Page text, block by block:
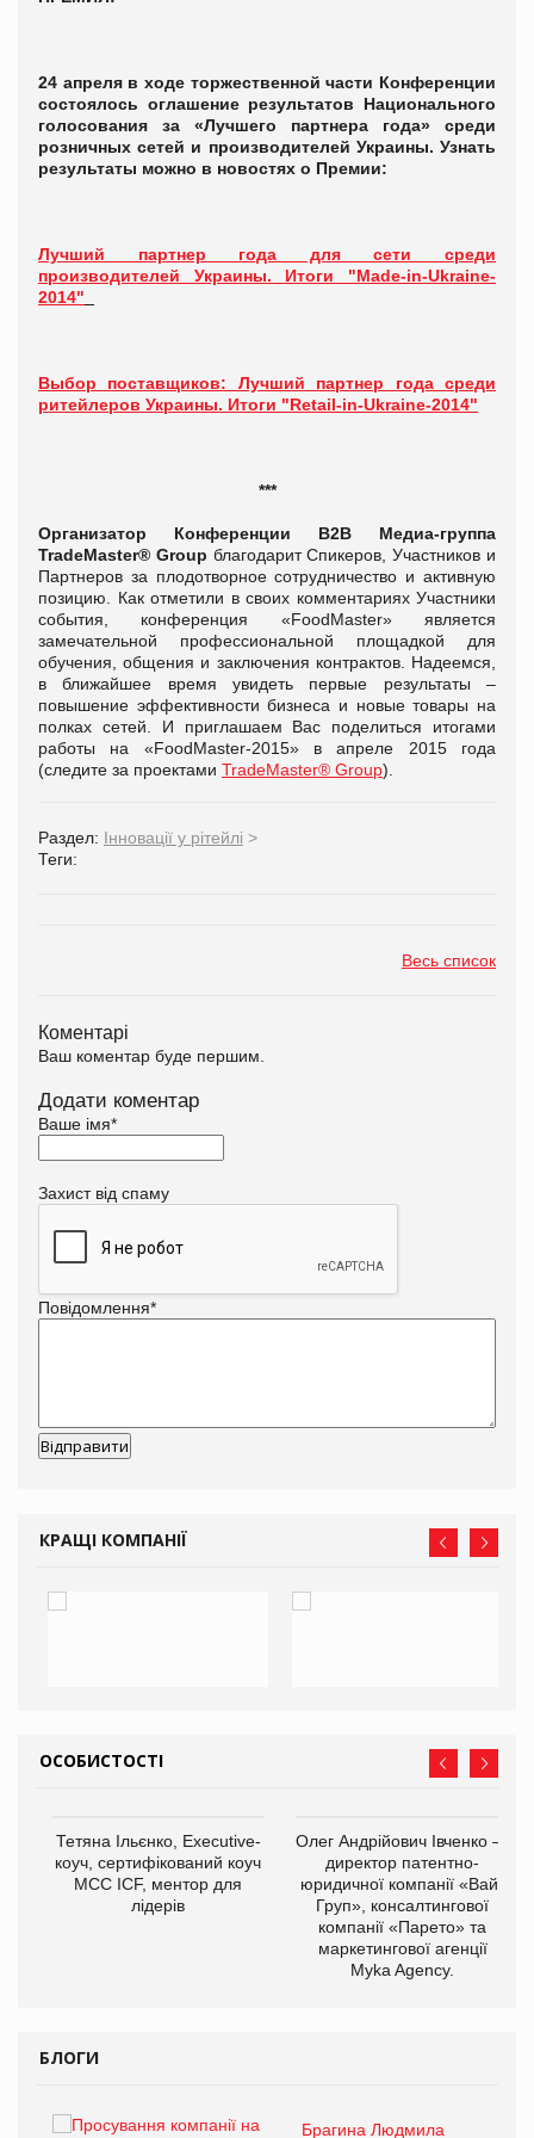
24 апреля в ходе торжественной части Конференции
состоялось оглашение результатов Национального
голосования за «Лучшего партнера года» среди
розничных сетей и производителей Украины. Узнать
результаты можно в новостях о Премии:
Лучший партнер года для сети среди
производителей Украины. Итоги "Made-in-Ukraine-
2014"
Выбор поставщиков: Лучший партнер года среди
ритейлеров Украины. Итоги "Retail-in-Ukraine-2014"
***
Организатор Конференции В2В Медиа-группа
TradeMaster® Group благодарит Спикеров, Участников и
Партнеров за плодотворное сотрудничество и активную
позицию. Как отметили в своих комментариях Участники
события, конференция «FoodMaster» является
замечательной профессиональной площадкой для
обучения, общения и заключения контрактов. Надеемся,
в ближайшее время увидеть первые результаты –
повышение эффективности бизнеса и новые товары на
полках сетей. И приглашаем Вас поделиться итогами
работы на «FoodMaster-2015» в апреле 2015 года
(следите за проектами TradeMaster® Group).
Раздел: Інновації у рітейлі >
Теги:
Весь список
Коментарі
Ваш коментар буде першим.
Додати коментар
Ваше імя*
Захист від спаму
Повідомлення*
КРАЩІ КОМПАНІЇ
ОСОБИСТОСТІ
Тетяна Ільєнко, Executive-
коуч, сертифікований коуч
МСС ICF, ментор для
лідерів
Олег Андрійович Івченко —
директор патентно-
юридичної компанії «Вайз
Груп», консалтингової
компанії «Парето» та
маркетингової агенції
Myka Agency.
БЛОГИ
Брагина Людмила